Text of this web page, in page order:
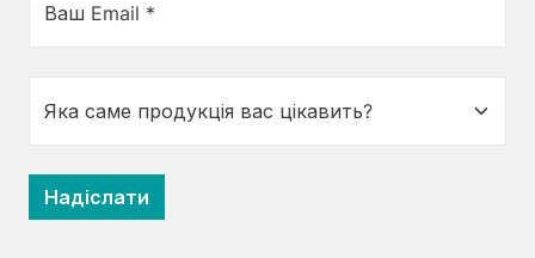
Ваш Email *